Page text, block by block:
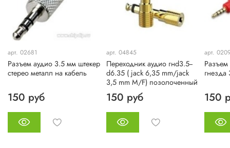
арт. 02681
Разъем аудио 3.5 мм штекер
стерео металл на кабель
150 руб
арт. 04845
Переходник аудио гнd3.5--
d6.35 ( jack 6,35 mm/jack
3,5 mm M/F) позолоченный
150 руб
арт.
150